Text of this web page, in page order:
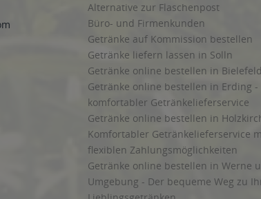
Alternative zur Flaschenpost
Büro- und Firmenkunden
Getränke auf Kommission bestellen
Getränke liefern lassen in Solln
Getränke online bestellen in Bielefeld
Getränke online bestellen in Erding -
komfortabler Getränkelieferservice
Getränke online bestellen in
Komfortabler Getränkelieferservice
flexiblen Zahlungsmöglichkeiten
Getränke online bestellen in Werne
Umgebung - Der bequeme Weg zu